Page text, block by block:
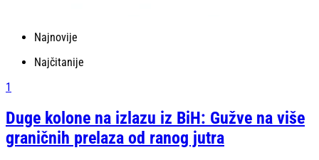
Najnovije
Najčitanije
1
Duge kolone na izlazu iz BiH: Gužve na više
graničnih prelaza od ranog jutra